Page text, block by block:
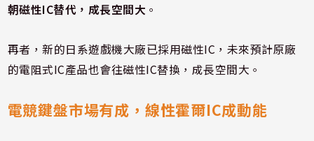
朝磁性IC替代，成長空間大 。
再者，新的日系遊戲機大廠已採用磁性IC，未來預計原廠
的電阻式IC產品也會往磁性IC替換，成長空間大。
電競鍵盤市場有成，線性霍爾IC成動能